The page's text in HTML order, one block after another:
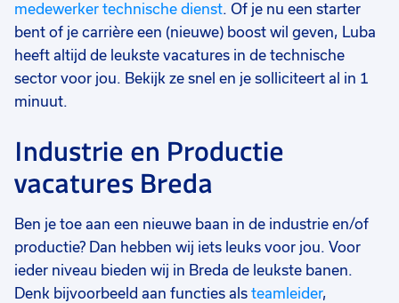
medewerker technische dienst. Of je nu een starter
bent of je carrière een (nieuwe) boost wil geven, Luba
heeft altijd de leukste vacatures in de technische
sector voor jou. Bekijk ze snel en je solliciteert al in 1
minuut.
Industrie en Productie
vacatures Breda
Ben je toe aan een nieuwe baan in de industrie en/of
productie? Dan hebben wij iets leuks voor jou. Voor
ieder niveau bieden wij in Breda de leukste banen.
Denk bijvoorbeeld aan functies als teamleider,